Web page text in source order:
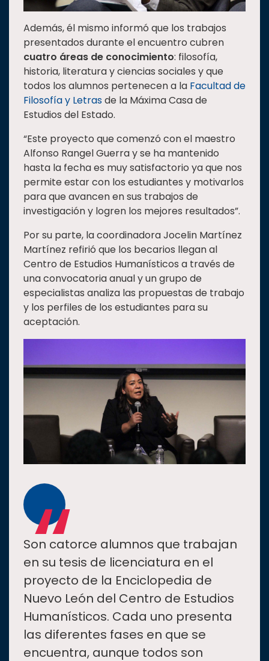
Además, él mismo informó que los trabajos
presentados durante el encuentro cubren
cuatro áreas de conocimiento: filosofía,
historia, literatura y ciencias sociales y que
todos los alumnos pertenecen a la Facultad de
Filosofía y Letrasde la Máxima Casa de
Estudios del Estado.
“Este proyecto que comenzó con el maestro
Alfonso Rangel Guerra y se ha mantenido
hasta la fecha es muy satisfactorio ya que nos
permite estar con los estudiantes y motivarlos
para que avancen en sus trabajos de
investigación y logren los mejores resultados”.
Por su parte, la coordinadora Jocelin Martínez
Martínez refirió que los becarios llegan al
Centro de Estudios Humanísticos a través de
una convocatoria anual y un grupo de
especialistas analiza las propuestas de trabajo
y los perfiles de los estudiantes para su
aceptación.
“
Son catorce alumnos que trabajan
en su tesis de licenciatura en el
proyecto de la Enciclopedia de
Nuevo León del Centro de Estudios
Humanísticos. Cada uno presenta
las diferentes fases en que se
encuentra, aunque todos son